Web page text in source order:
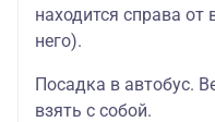
находится справа от
него).
Посадка в автобус.
взять с собой.